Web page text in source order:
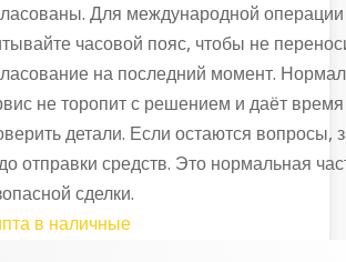
Для международной операции
часовой пояс, чтобы не
на последний момент.
не торопит с решением и даёт время
детали. Если остаются вопросы,
отправки средств. Это нормальная
сделки.
в наличные